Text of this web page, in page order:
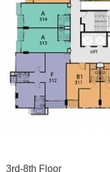
3rd-8th Floor